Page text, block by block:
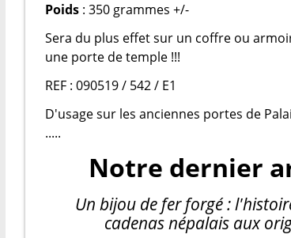
Poids : 350 grammes +/-
Sera du plus effet sur un coffre ou
une porte de temple !!!
REF : 090519 / 542 / E1
D'usage sur les anciennes portes de
.....
Notre dernier
Un bijou de fer forgé :
cadenas népalais aux